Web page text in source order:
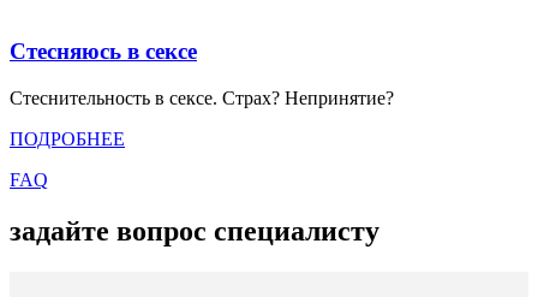
Стесняюсь в сексе
Стеснительность в сексе. Страх? Непринятие?
ПОДРОБНЕЕ
FAQ
задайте вопрос специалисту